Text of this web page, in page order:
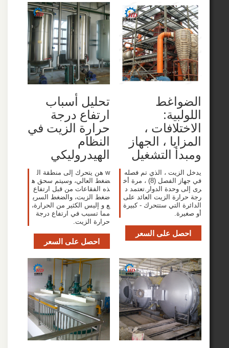
،
، الجهاز
التشغيل
، الذي تم فصله
في جهاز الفصل (8) ، مرة أخ
وحدة الدوار.تعتمد د
الزيت العائد على
التي ستتحرك - كبيرة
على السعر
تحليل أسباب
ارتفاع درجة
حرارة الزيت في
النظام
الهيدروليكي
w هن يتحرك إلى منطقة ال
ضغط العالي، وسيتم سحق ه
ذه الفقاعات من قبل ارتفاع
ضغط الزيت، والضغط السري
ع و إليس الكثير من الحرارة،
مما تسبب في ارتفاع درجة
احصل على السعر